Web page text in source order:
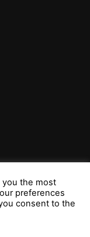
you the most
preferences
consent to the